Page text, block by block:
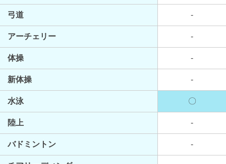
弓道 -
アーチェリー -
体操 -
新体操 -
水泳 〇
陸上 -
バドミントン -